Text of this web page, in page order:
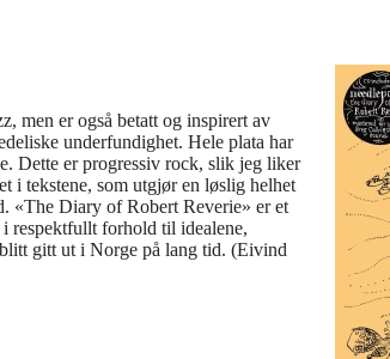
men er også betatt og inspirert av
underfundighet. Hele plata har
Dette er progressiv rock, slik jeg liker
i tekstene, som utgjør en løslig helhet
«The Diary of Robert Reverie» er et
respektfullt forhold til idealene,
gitt ut i Norge på lang tid. (Eivind